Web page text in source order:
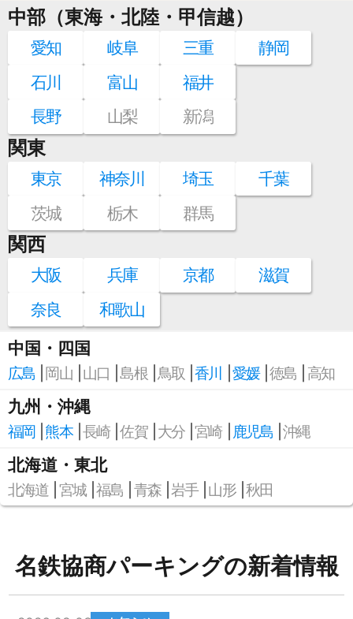
中部（東海・北陸・甲信越）
愛知 岐阜 三重
静岡
石川
富山
福井
長野
山梨 新潟
関東
東京 神奈川 埼玉
千葉
茨城
栃木 群馬
関西
大阪 兵庫 京都
滋賀
奈良
和歌山
中国・四国
広島 岡山 山口 島根 鳥取 香川 愛媛 徳島 高知
九州・沖縄
福岡 熊本 長崎 佐賀 大分 宮崎 鹿児島 沖縄
北海道・東北
北海道 宮城 福島 青森 岩手 山形 秋田
名鉄協商パーキングの新着情報